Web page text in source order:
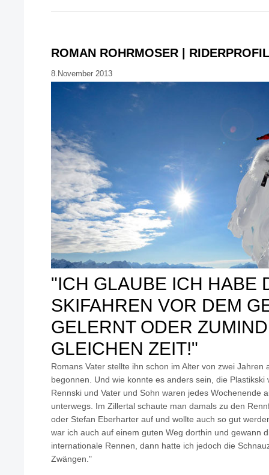
ROMAN ROHRMOSER |
8.November 2013
"ICH GLAUBE ICH HABE
SKIFAHREN VOR DEM
GELERNT ODER
GLEICHEN ZEIT!"
Romans Vater stellte ihn schon im Alter von zwei Jahren
begonnen. Und wie konnte es anders sein, die Plastikski
Rennski und Vater und Sohn waren jedes Wochenende
unterwegs. Im Zillertal schaute man damals zu den
oder Stefan Eberharter auf und wollte auch so gut
war ich auch auf einem guten Weg dorthin und gewann
internationale Rennen, dann hatte ich jedoch die
Zwängen."